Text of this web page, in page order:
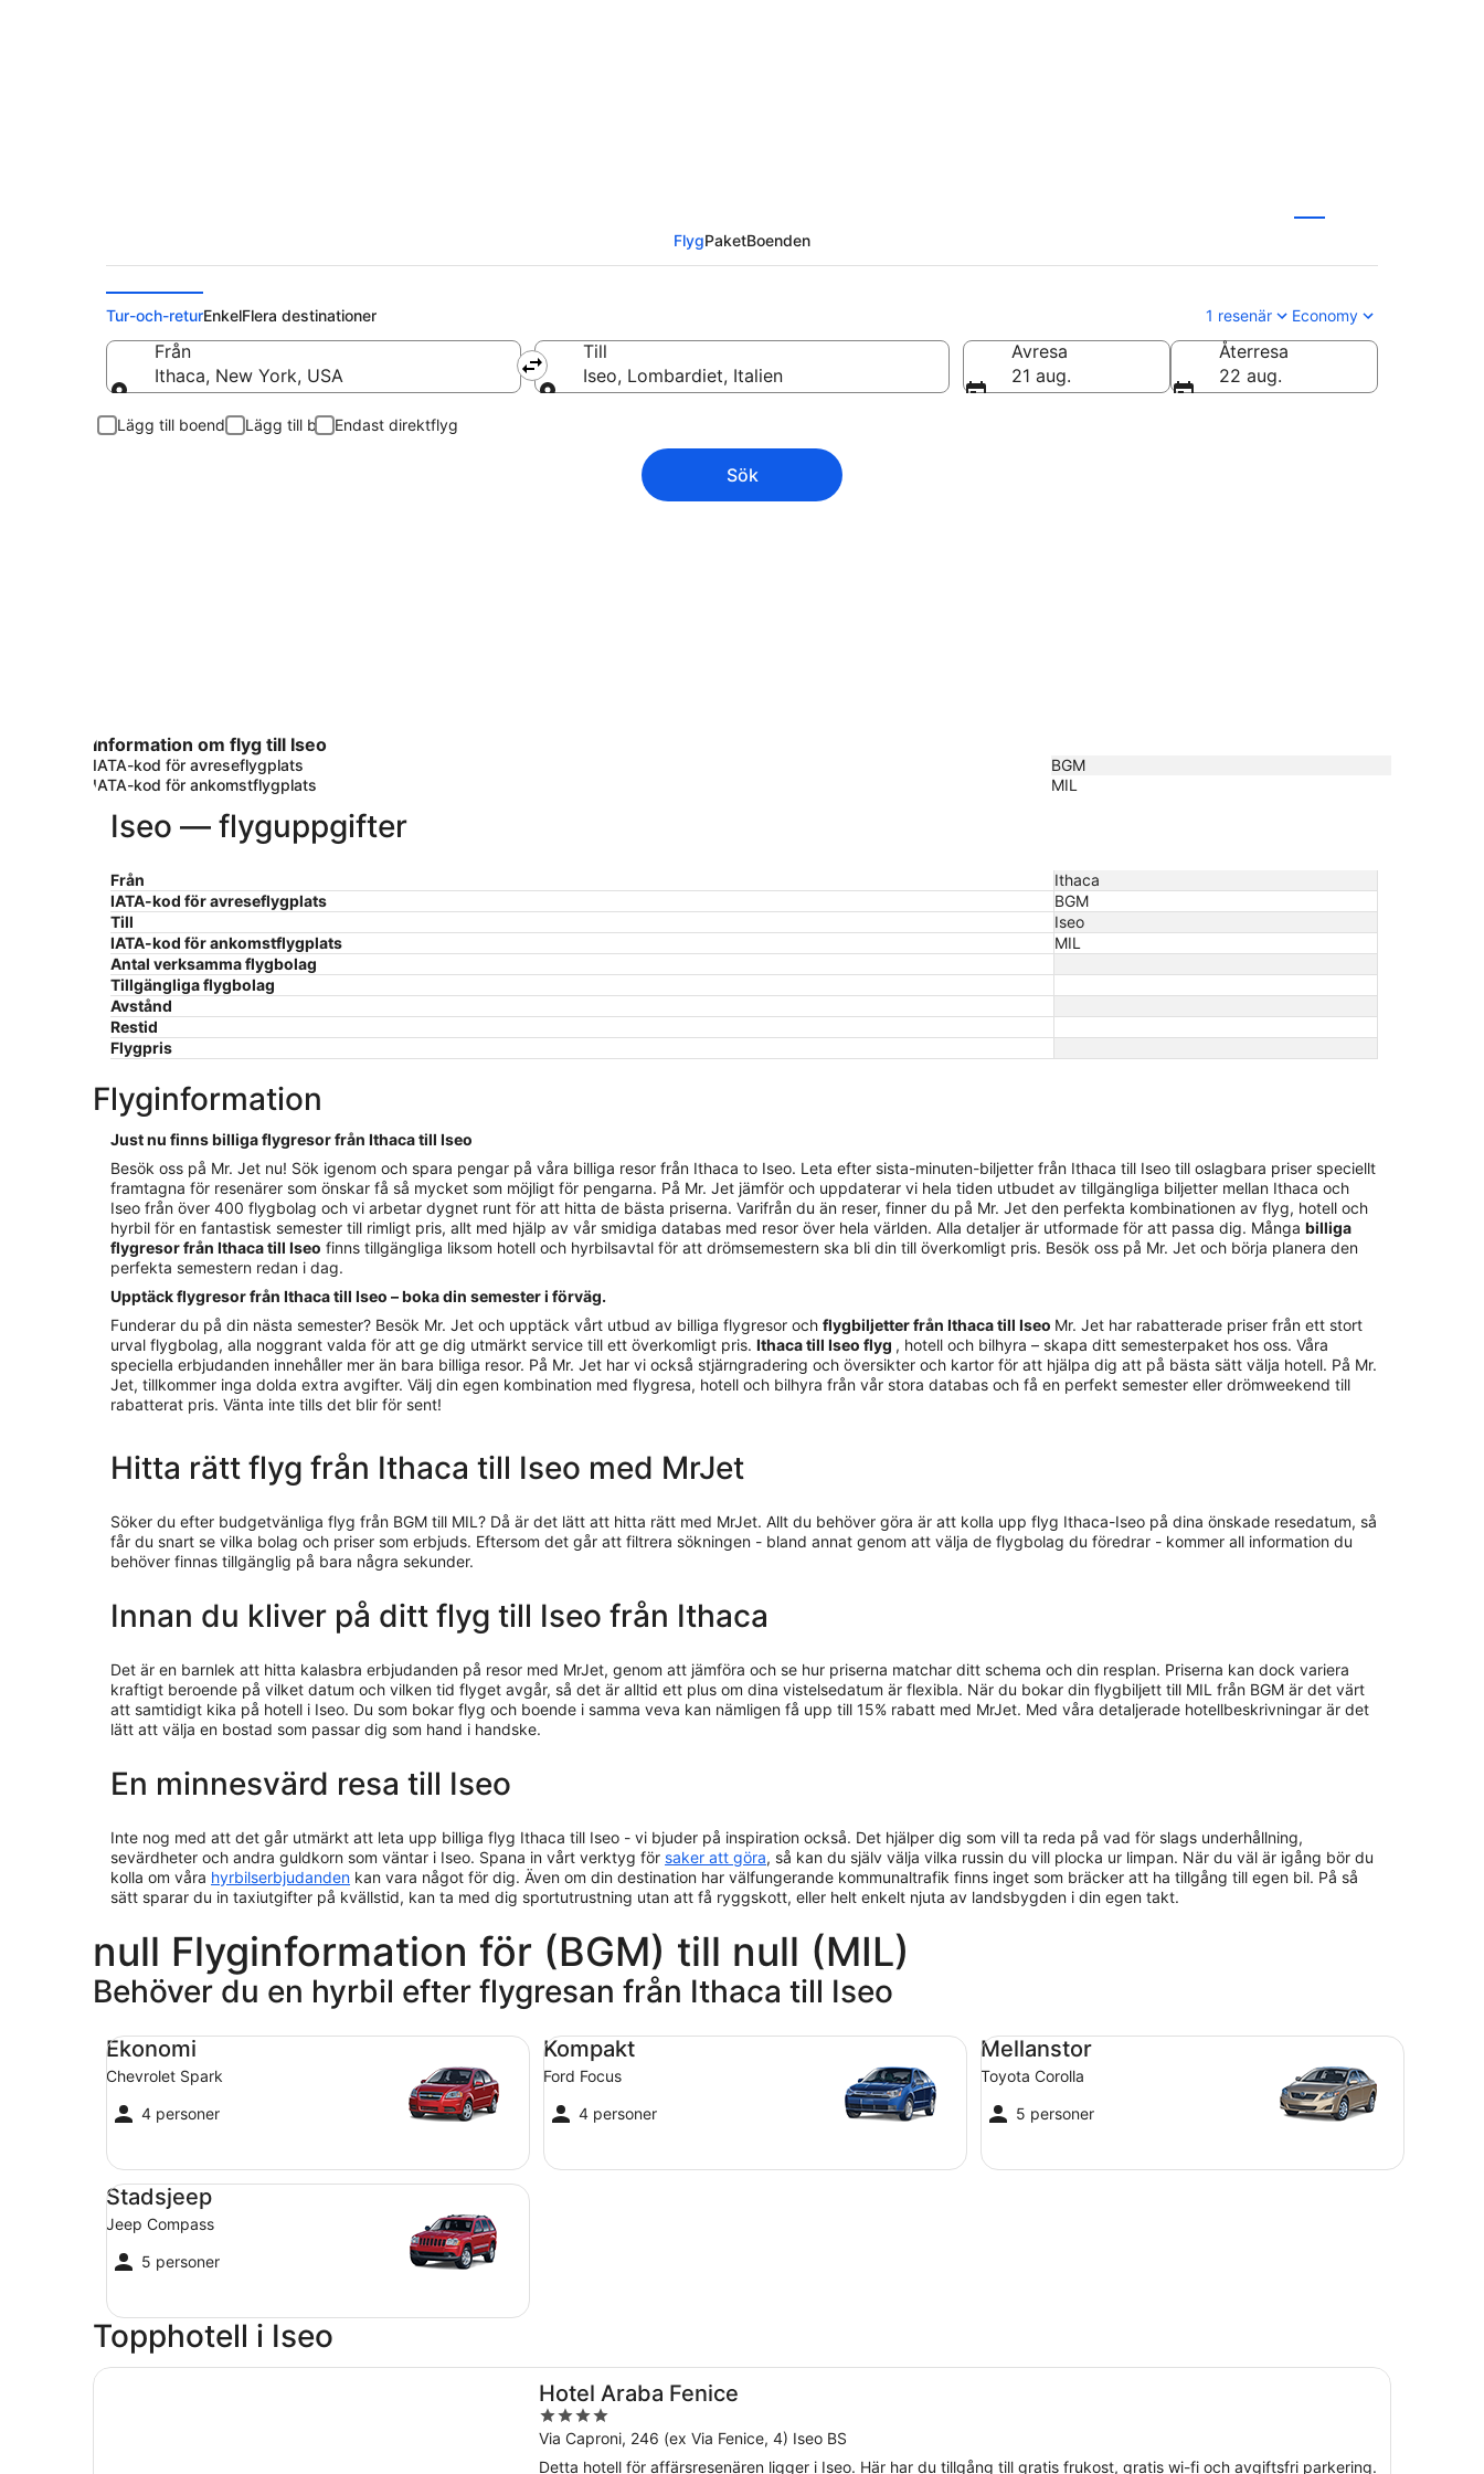
FlygPaketBoenden
Tur-och-returEnkelFlera destinationer 1 resenär Economy
Från
Ithaca, New York, USA
Till
Iseo, Lombardiet, Italien
Avresa
21 aug.
Återresa
22 aug.
Lägg till boende Lägg till bil Endast direktflyg
Sök
Information om flyg till Iseo
IATA-kod för avreseflygplats
BGM
IATA-kod för ankomstflygplats
MIL
Iseo — flyguppgifter
Från
Ithaca
IATA-kod för avreseflygplats
BGM
Till
Iseo
IATA-kod för ankomstflygplats
MIL
Antal verksamma flygbolag
Tillgängliga flygbolag
Avstånd
Restid
Flygpris
Flyginformation
Just nu finns billiga flygresor från Ithaca till Iseo
Besök oss på Mr. Jet nu! Sök igenom och spara pengar på våra billiga resor från Ithaca to Iseo. Leta efter sista-minuten-biljetter från Ithaca till Iseo till oslagbara priser speciellt
framtagna för resenärer som önskar få så mycket som möjligt för pengarna. På Mr. Jet jämför och uppdaterar vi hela tiden utbudet av tillgängliga biljetter mellan Ithaca och
Iseo från över 400 flygbolag och vi arbetar dygnet runt för att hitta de bästa priserna. Varifrån du än reser, finner du på Mr. Jet den perfekta kombinationen av flyg, hotell och
hyrbil för en fantastisk semester till rimligt pris, allt med hjälp av vår smidiga databas med resor över hela världen. Alla detaljer är utformade för att passa dig. Många billiga
flygresor från Ithaca till Iseo finns tillgängliga liksom hotell och hyrbilsavtal för att drömsemestern ska bli din till överkomligt pris. Besök oss på Mr. Jet och börja planera den
perfekta semestern redan i dag.
Upptäck flygresor från Ithaca till Iseo – boka din semester i förväg.
Funderar du på din nästa semester? Besök Mr. Jet och upptäck vårt utbud av billiga flygresor och flygbiljetter från Ithaca till Iseo Mr. Jet har rabatterade priser från ett stort
urval flygbolag, alla noggrant valda för att ge dig utmärkt service till ett överkomligt pris. Ithaca till Iseo flyg , hotell och bilhyra – skapa ditt semesterpaket hos oss. Våra
speciella erbjudanden innehåller mer än bara billiga resor. På Mr. Jet har vi också stjärngradering och översikter och kartor för att hjälpa dig att på bästa sätt välja hotell. På Mr.
Jet, tillkommer inga dolda extra avgifter. Välj din egen kombination med flygresa, hotell och bilhyra från vår stora databas och få en perfekt semester eller drömweekend till
rabatterat pris. Vänta inte tills det blir för sent!
Hitta rätt flyg från Ithaca till Iseo med MrJet
Söker du efter budgetvänliga flyg från BGM till MIL? Då är det lätt att hitta rätt med MrJet. Allt du behöver göra är att kolla upp flyg Ithaca-Iseo på dina önskade resedatum, så
får du snart se vilka bolag och priser som erbjuds. Eftersom det går att filtrera sökningen - bland annat genom att välja de flygbolag du föredrar - kommer all information du
behöver finnas tillgänglig på bara några sekunder.
Innan du kliver på ditt flyg till Iseo från Ithaca
Det är en barnlek att hitta kalasbra erbjudanden på resor med MrJet, genom att jämföra och se hur priserna matchar ditt schema och din resplan. Priserna kan dock variera
kraftigt beroende på vilket datum och vilken tid flyget avgår, så det är alltid ett plus om dina vistelsedatum är flexibla. När du bokar din flygbiljett till MIL från BGM är det värt
att samtidigt kika på hotell i Iseo. Du som bokar flyg och boende i samma veva kan nämligen få upp till 15% rabatt med MrJet. Med våra detaljerade hotellbeskrivningar är det
lätt att välja en bostad som passar dig som hand i handske.
En minnesvärd resa till Iseo
Inte nog med att det går utmärkt att leta upp billiga flyg Ithaca till Iseo - vi bjuder på inspiration också. Det hjälper dig som vill ta reda på vad för slags underhållning,
sevärdheter och andra guldkorn som väntar i Iseo. Spana in vårt verktyg för saker att göra, så kan du själv välja vilka russin du vill plocka ur limpan. När du väl är igång bör du
kolla om våra hyrbilserbjudanden kan vara något för dig. Även om din destination har välfungerande kommunaltrafik finns inget som bräcker att ha tillgång till egen bil. På så
sätt sparar du in taxiutgifter på kvällstid, kan ta med dig sportutrustning utan att få ryggskott, eller helt enkelt njuta av landsbygden i din egen takt.
null Flyginformation för (BGM) till null (MIL)
Behöver du en hyrbil efter flygresan från Ithaca till Iseo
Ekonomi
Chevrolet Spark
4 personer
Ekonomi Chevrolet Spark
Kompakt
Ford Focus
4 personer
Kompakt Ford Focus
Mellanstor
Toyota Corolla
5 personer
Mellanstor Toyota Corolla
Stadsjeep
Jeep Compass
5 personer
Stadsjeep Jeep Compass
Topphotell i Iseo
Hotel Araba Fenice
4
out
of
Via Caproni, 246 (ex Via Fenice, 4) Iseo BS
Detta hotell för affärsresenären ligger i Iseo. Här har du tillgång till gratis frukost, gratis wi-fi och avgiftsfri parkering.
Öppnas i ett nytt fönster
Hotel Araba Fenice